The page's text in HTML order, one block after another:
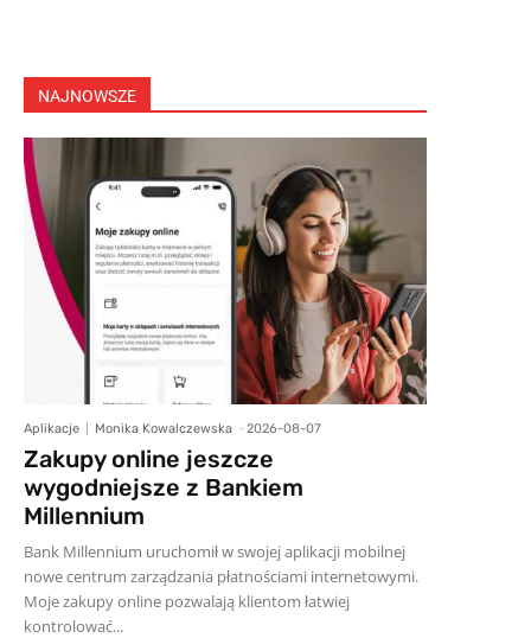
NAJNOWSZE
Aplikacje Monika Kowalczewska - 2026-08-07
Zakupy online jeszcze
wygodniejsze z Bankiem
Millennium
Bank Millennium uruchomił w swojej aplikacji mobilnej
nowe centrum zarządzania płatnościami internetowymi.
Moje zakupy online pozwalają klientom łatwiej
kontrolować...